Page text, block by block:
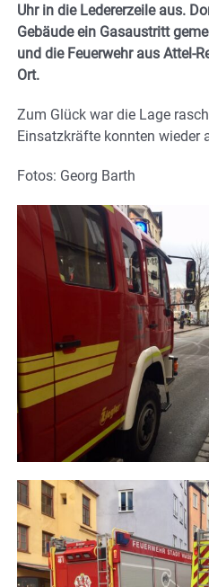
Uhr in die Ledererzeile aus.
Gebäude ein Gasaustritt
und die Feuerwehr aus Attel-
Ort.
Zum Glück war die Lage
Einsatzkräfte konnten wieder
Fotos: Georg Barth